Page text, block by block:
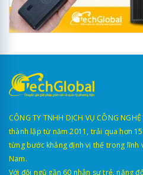
CÔNG TY TNHH DỊCH VỤ CÔNG
thành lập từ năm 2011, trải qua hơn
từng bước khẳng định vị thế trong lĩnh
Nam.
Với đội ngũ gần 60 nhân sự trẻ, năng